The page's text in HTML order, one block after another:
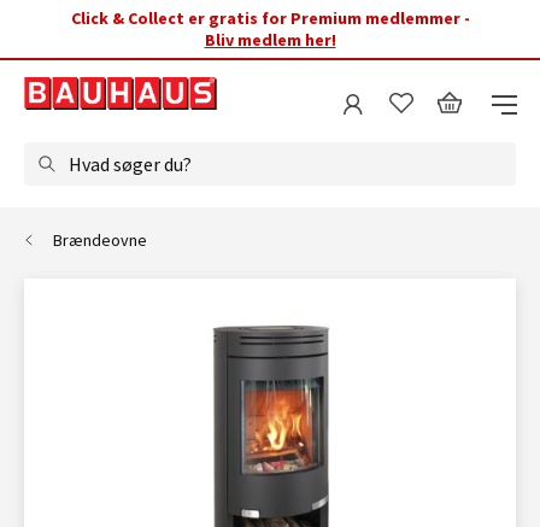
Click & Collect er gratis for Premium medlemmer -
Bliv medlem her!
Hvad søger du?
Brændeovne